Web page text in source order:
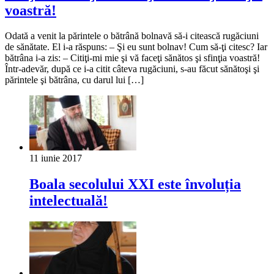
voastră!
Odată a venit la părintele o bătrână bolnavă să-i citească rugăciuni
de sănătate. El i-a răspuns: – Şi eu sunt bolnav! Cum să-ţi citesc? Iar
bătrâna i-a zis: – Citiţi-mi mie şi vă faceţi sănătos şi sfinţia voastră!
Într-adevăr, după ce i-a citit câteva rugăciuni, s-au făcut sănătoşi şi
părintele şi bătrâna, cu darul lui […]
11 iunie 2017
Boala secolului XXI este învoluția
intelectuală!